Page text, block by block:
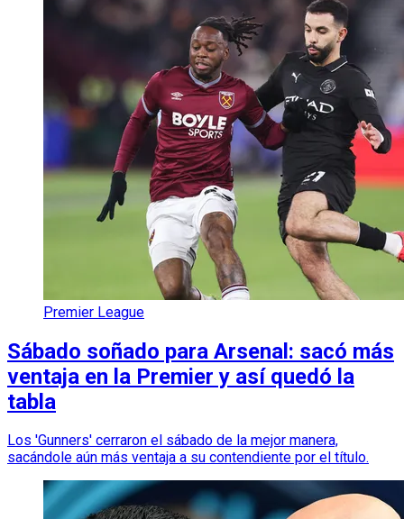
Premier League
Sábado soñado para Arsenal: sacó más
ventaja en la Premier y así quedó la
tabla
Los 'Gunners' cerraron el sábado de la mejor manera,
sacándole aún más ventaja a su contendiente por el título.